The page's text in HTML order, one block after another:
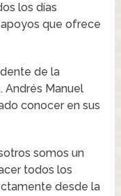
los días
que ofrece
de la
Andrés Manuel
conocer en sus
somos un
todos los
desde la